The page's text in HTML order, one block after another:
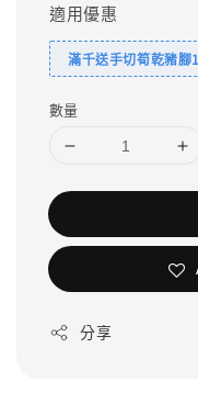
適用優惠
滿千送手切筍乾豬腳
數量
分享